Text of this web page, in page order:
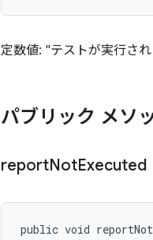
定数値: "テストが実行さ
パブリック メソ
reportNotExecuted
public void